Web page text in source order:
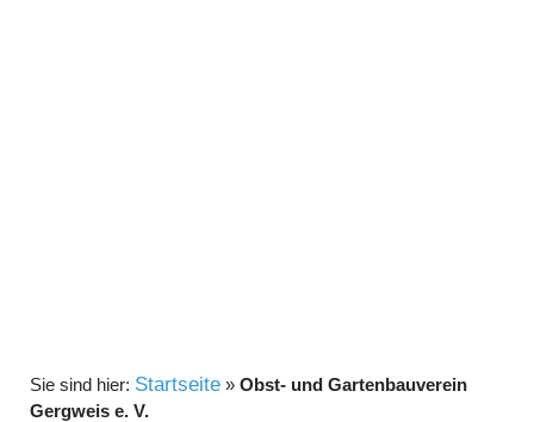
Startseite» Obst- und Gartenbauverein
Gergweis e. V.